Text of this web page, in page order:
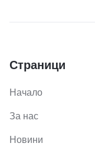
Страници
Начало
За нас
Новини